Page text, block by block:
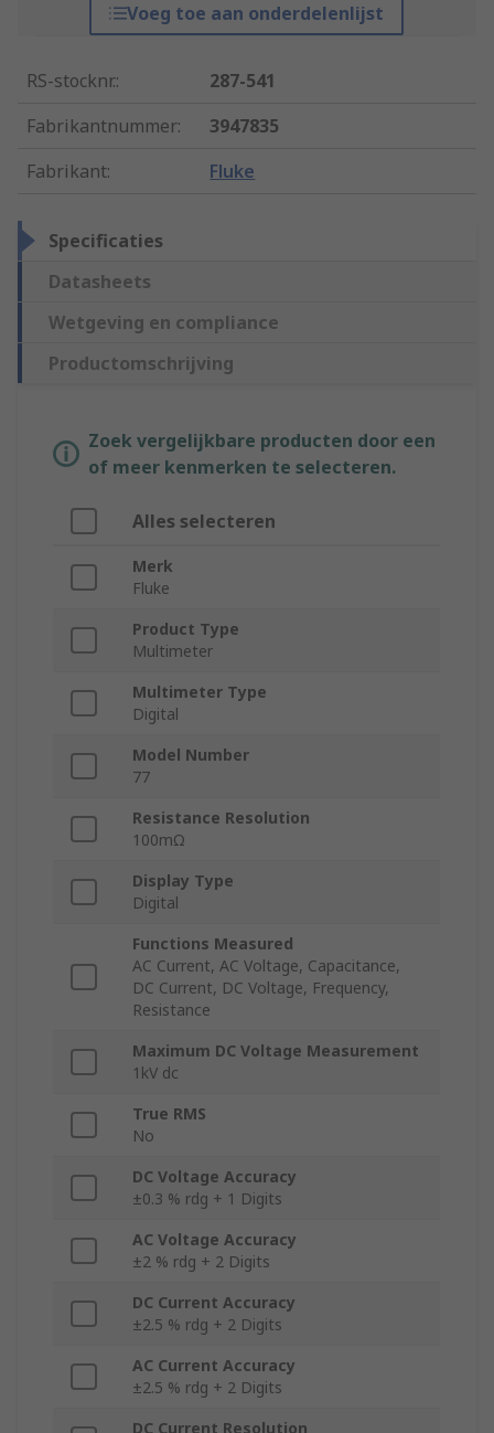
Voeg toe aan onderdelenlijst
RS-stocknr.:
287-541
Fabrikantnummer:
3947835
Fabrikant: Fluke
Specificaties
Datasheets
Wetgeving en compliance
Productomschrijving
Zoek vergelijkbare producten door een
of meer kenmerken te selecteren.
Alles selecteren
Merk
Fluke
Product Type
Multimeter
Multimeter Type
Digital
Model Number
77
Resistance Resolution
100mΩ
Display Type
Digital
Functions Measured
AC Current, AC Voltage, Capacitance,
DC Current, DC Voltage, Frequency,
Resistance
Maximum DC Voltage Measurement
1kV dc
True RMS
No
DC Voltage Accuracy
±0.3 % rdg + 1 Digits
AC Voltage Accuracy
±2 % rdg + 2 Digits
DC Current Accuracy
±2.5 % rdg + 2 Digits
AC Current Accuracy
±2.5 % rdg + 2 Digits
DC Current Resolution